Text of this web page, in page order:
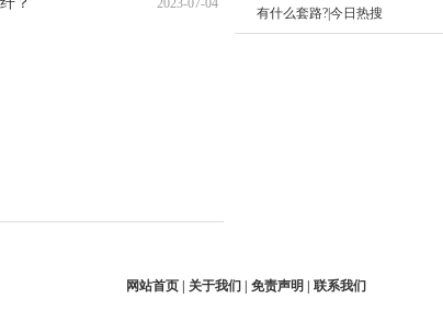
15:56:46
2023-07-04
有什么套路?|今日热搜
网站首页 | 关于我们 | 免责声明 | 联系我们